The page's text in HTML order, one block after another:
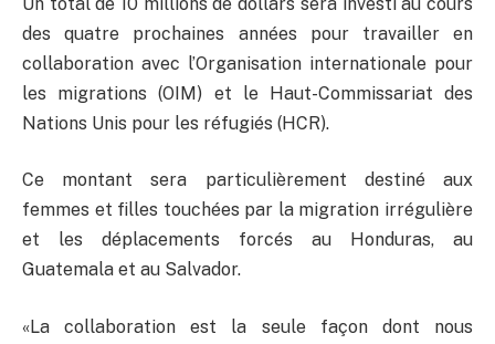
des quatre prochaines années pour travailler en
collaboration avec l’Organisation internationale pour
les migrations (OIM) et le Haut-Commissariat des
Nations Unis pour les réfugiés (HCR).
Ce montant sera particulièrement destiné aux
femmes et filles touchées par la migration irrégulière
et les déplacements forcés au Honduras, au
Guatemala et au Salvador.
«La collaboration est la seule façon dont nous